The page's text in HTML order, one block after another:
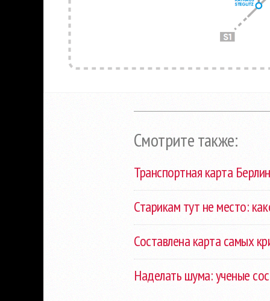
Смотрите также:
Транспортная карта
Старикам тут не место:
Составлена карта самых
Наделать шума: ученые